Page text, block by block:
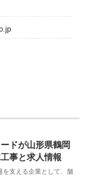
ドが山形県鶴岡
事と求人情報
を支える企業として、舗